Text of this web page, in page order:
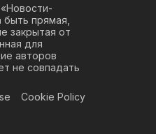
прямая,
закрытая от
для
авторов
не совпадать
Cookie Policy